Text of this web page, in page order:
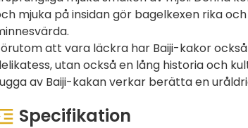
mjuka på insidan gör bagelkexen rika
att vara läckra har Baiji-kakor
utan också en lång historia och
av Baiji-kakan verkar berätta en
Specifikation